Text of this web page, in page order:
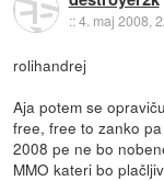
::4. maj 2008,
rolihandrej
Aja potem se
free, free to zanko
2008 pe ne bo
MMO kateri bo